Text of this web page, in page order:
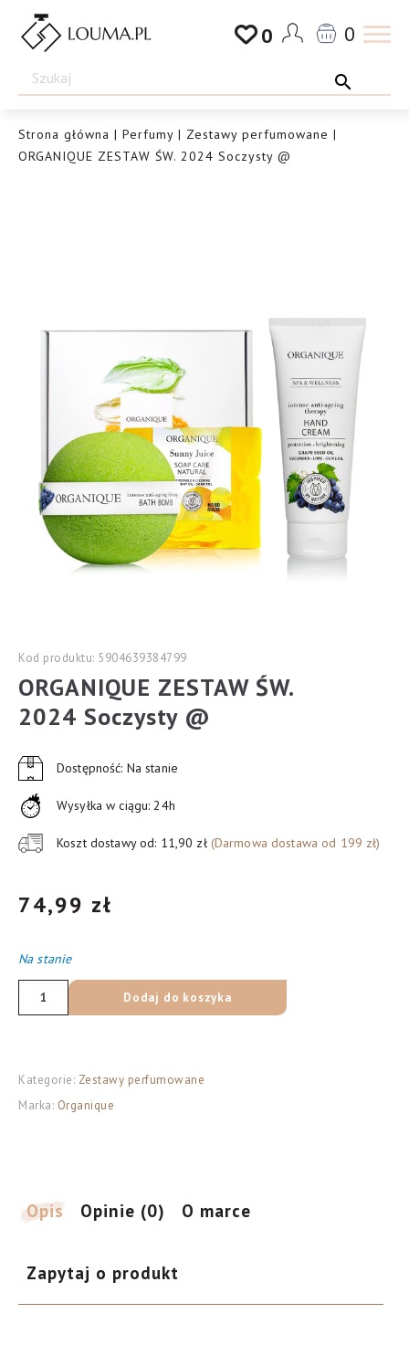
Przejdź
Drogeria
Louma.pl
0 0
Strona główna | Perfumy | Zestawy perfumowane |
ORGANIQUE ZESTAW ŚW. 2024 Soczysty @
Kod produktu: 5904639384799
ORGANIQUE ZESTAW ŚW.
2024 Soczysty @
Dostępność: Na stanie
Wysyłka w ciągu: 24h
Koszt dostawy od: 11,90 zł (Darmowa dostawa od 199 zł)
74,99 zł
Na stanie
ilość
ORGANIQUE
2024
Soczysty
Dodaj do koszyka
Kategorie: Zestawy perfumowane
Marka: Organique
Opis Opinie (0) O marce
Zapytaj o produkt